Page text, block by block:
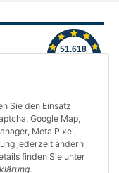
Sie den Einsatz
Google Map,
Meta Pixel,
jederzeit ändern
finden Sie unter
.